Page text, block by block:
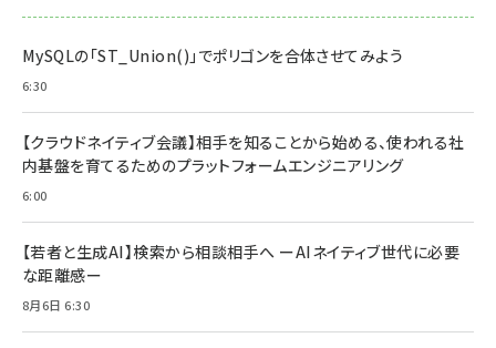
MySQLの「ST_Union()」でポリゴンを合体させてみよう
6:30
【クラウドネイティブ会議】相手を知ることから始める、使われる社
内基盤を育てるためのプラットフォームエンジニアリング
6:00
【若者と生成AI】検索から相談相手へ ーAIネイティブ世代に必要
な距離感ー
8月6日 6:30